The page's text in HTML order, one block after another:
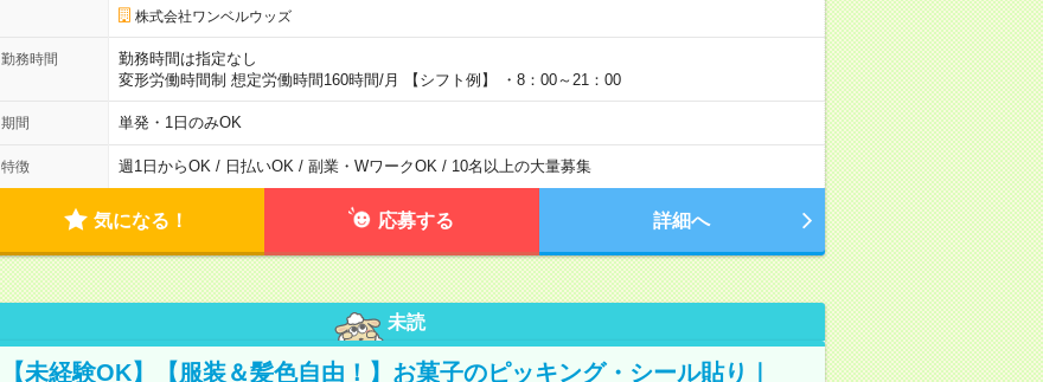
株式会社ワンベルウッズ
勤務時間
勤務時間は指定なし
変形労働時間制 想定労働時間160時間/月 【シフト例】 ・8：00～21：00
期間 単発・1日のみOK
特徴 週1日からOK / 日払いOK / 副業・WワークOK / 10名以上の大量募集
気になる！ 応募する 詳細へ
未読
【未経験OK】【服装＆髪色自由！】お菓子のピッキング・シール貼り｜